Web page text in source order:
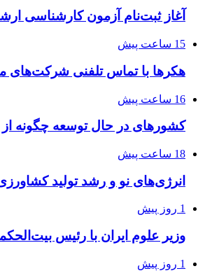
آغاز ثبت‌نام‌ آزمون کارشناسی
15 ساعت پیش
هکرها با تماس تلفنی شرکت‌های
16 ساعت پیش
کشورهای در حال توسعه چگونه
18 ساعت پیش
انرژی‌های نو و رشد تولید
1 روز پیش
وزیر علوم ایران با رئیس
1 روز پیش